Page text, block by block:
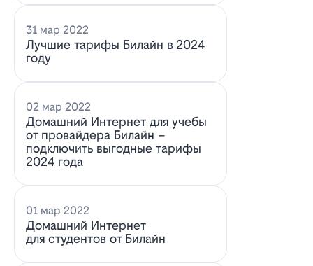
31 мар 2022
Лучшие тарифы Билайн в 2024
году
02 мар 2022
Домашний Интернет для учебы
от провайдера Билайн –
подключить выгодные тарифы
2024 года
01 мар 2022
Домашний Интернет
для студентов от Билайн